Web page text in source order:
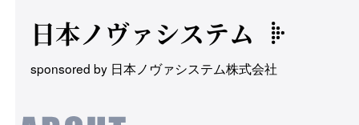
日本ノヴァシステム
sponsored by 日本ノヴァシステム株式会社